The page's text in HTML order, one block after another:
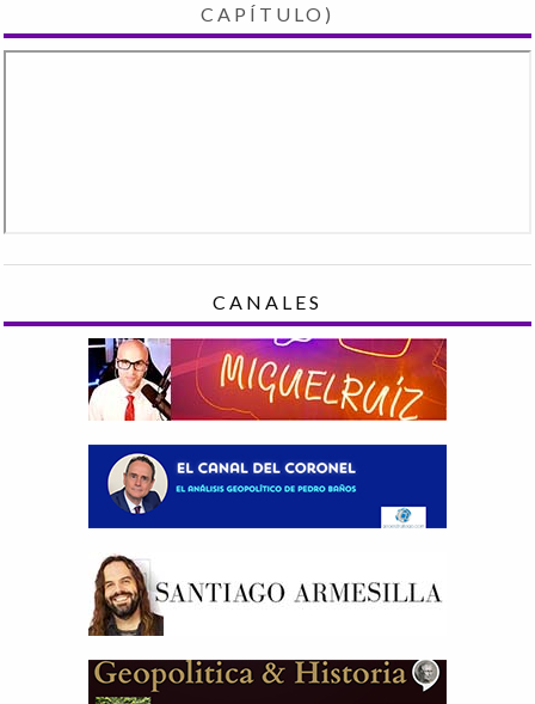
CAPÍTULO)
CANALES